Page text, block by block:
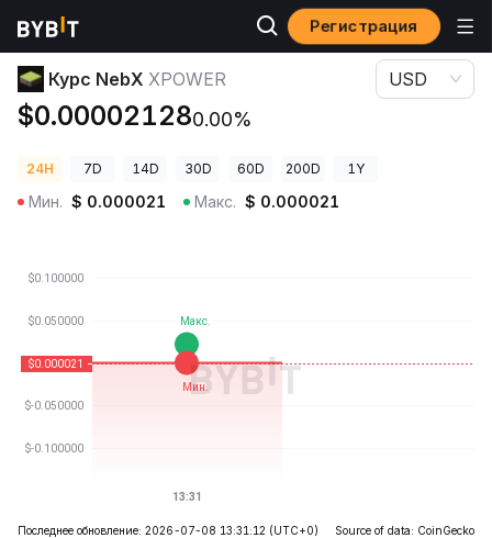
Регистрация
Цены криптовалют Курс NebX XPOWER
Курс NebX XPOWER
$0.000021280.00%
USD
24H 7D 14D 30D 60D 200D 1Y
Мин. $ 0.000021 Макс. $ 0.000021
Последнее обновление: 2026-07-08 13:31:12 (UTC+0) Source of data: CoinGecko